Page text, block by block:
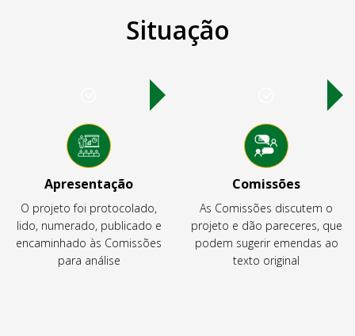
Situação
Apresentação
O projeto foi protocolado,
lido, numerado, publicado e
encaminhado às Comissões
para análise
Comissões
As Comissões discutem o
projeto e dão pareceres, que
podem sugerir emendas ao
texto original